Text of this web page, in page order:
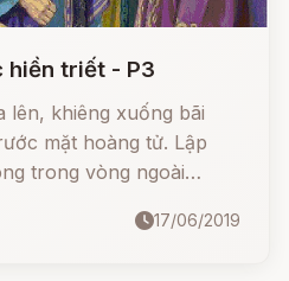
hiền triết - P3
lên, khiêng xuống bãi
mặt hoàng tử. Lập
trong vòng ngoài
đẹp của nó, về yên17/06/2019